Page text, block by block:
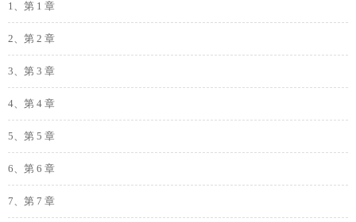
1、第 1 章
2、第 2 章
3、第 3 章
4、第 4 章
5、第 5 章
6、第 6 章
7、第 7 章